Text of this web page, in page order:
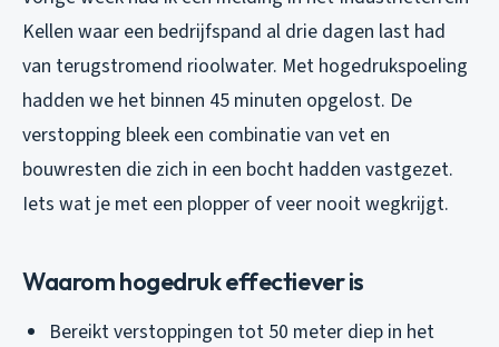
Kellen waar een bedrijfspand al drie dagen last had
van terugstromend rioolwater. Met hogedrukspoeling
hadden we het binnen 45 minuten opgelost. De
verstopping bleek een combinatie van vet en
bouwresten die zich in een bocht hadden vastgezet.
Iets wat je met een plopper of veer nooit wegkrijgt.
Waarom hogedruk effectiever is
Bereikt verstoppingen tot 50 meter diep in het